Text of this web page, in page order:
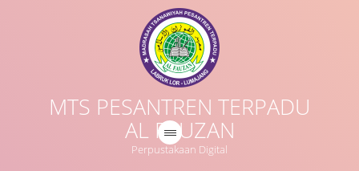
MTS PESANTREN TERPADU
AL FAUZAN
Perpustakaan Digital